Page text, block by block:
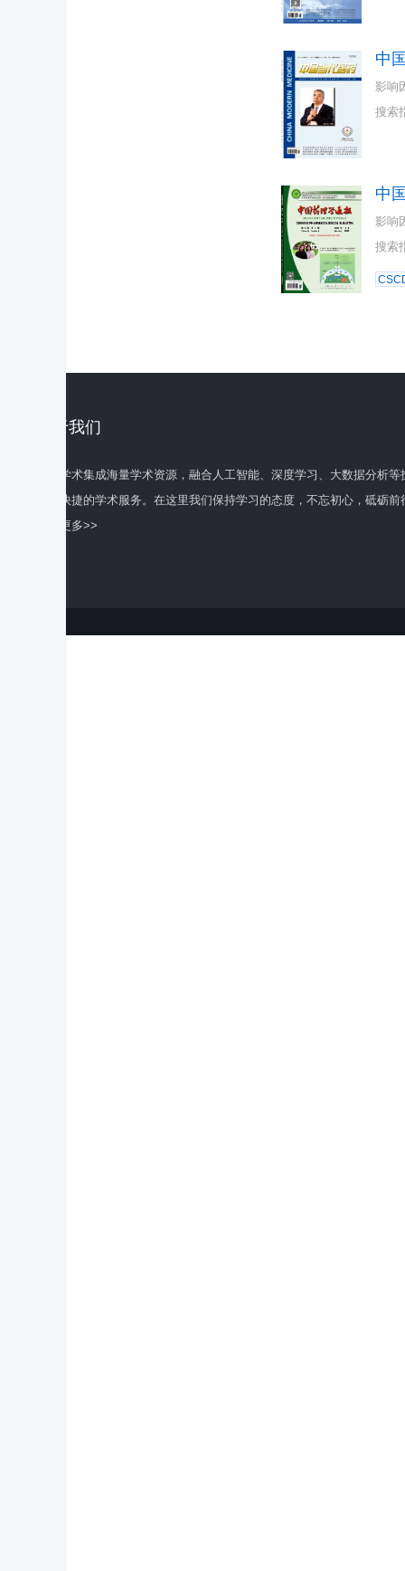
中
影响
搜索
中
影响
搜索
关于我们
百度学术集成海量学术资源，融合人工智能、深度学习、大数据分析
全面快捷的学术服务。在这里我们保持学习的态度，不忘初心，砥砺前
了解更多>>